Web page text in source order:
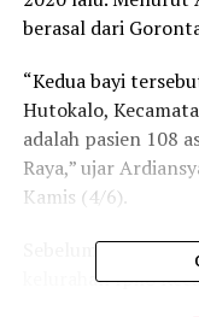
berasal dari
“Kedua bayi
Hutokalo,
adalah pasien 108
Raya,” ujar
Kamis (4/6).
Sebelumnya
kelurahan Ipilo